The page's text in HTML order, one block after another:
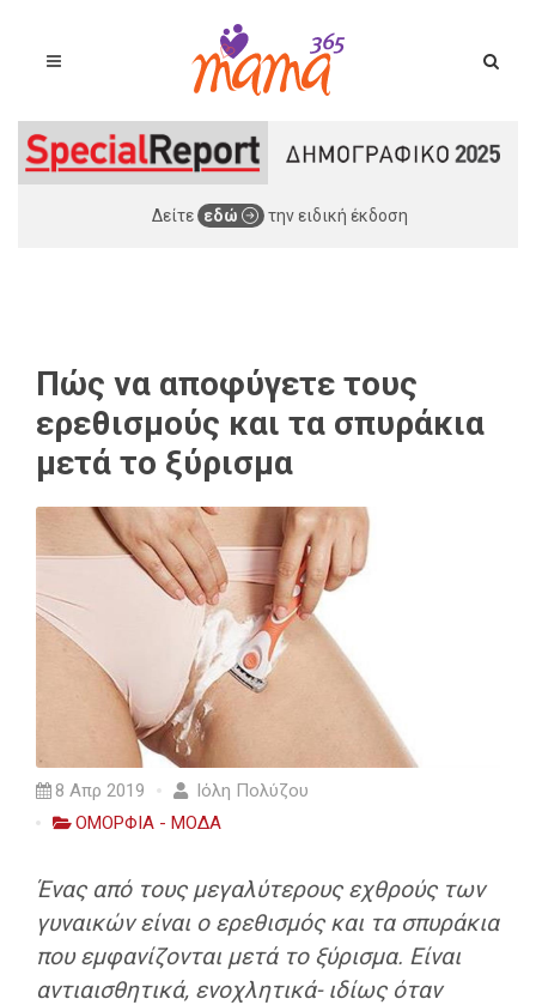
Δείτε εδώ την ειδική έκδοση
Πώς να αποφύγετε τους
ερεθισμούς και τα σπυράκια
μετά το ξύρισμα
8 Απρ 2019
Ιόλη Πολύζου
ΟΜΟΡΦΙΑ - ΜΟΔΑ
Ένας από τους μεγαλύτερους εχθρούς των
γυναικών είναι ο ερεθισμός και τα σπυράκια
που εμφανίζονται μετά το ξύρισμα. Είναι
αντιαισθητικά, ενοχλητικά- ιδίως όταν